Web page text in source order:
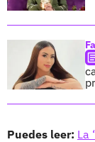
Puedes leer: La